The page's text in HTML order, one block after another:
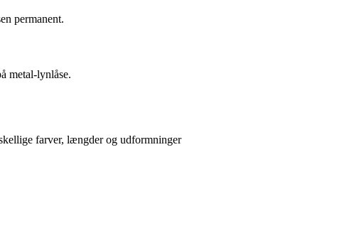
permanent.
metal-lynlåse.
farver, længder og udformninger